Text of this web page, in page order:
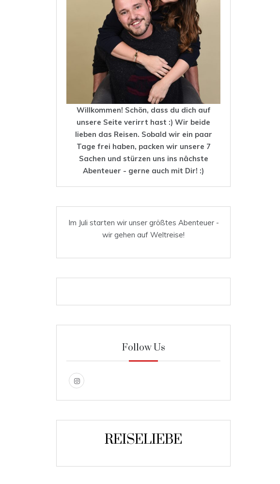
Willkommen! Schön, dass du dich auf
unsere Seite verirrt hast :) Wir beide
lieben das Reisen. Sobald wir ein paar
Tage frei haben, packen wir unsere 7
Sachen und stürzen uns ins nächste
Abenteuer - gerne auch mit Dir! :)
Im Juli starten wir unser größtes Abenteuer -
wir gehen auf Weltreise!
Follow Us
REISELIEBE